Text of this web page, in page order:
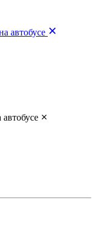
автобусе
автобусе